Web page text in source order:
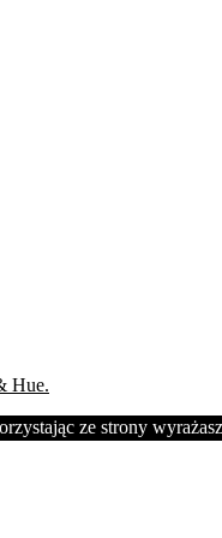
Hue.
ze strony